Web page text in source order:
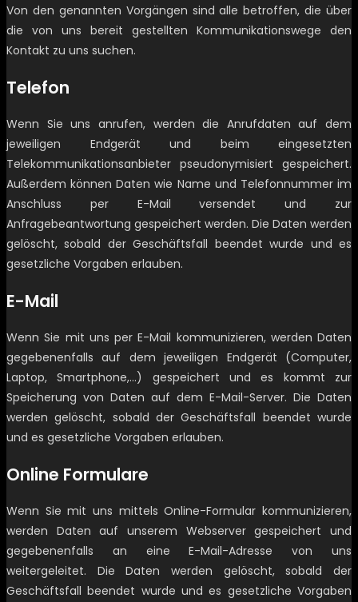
Von den genannten Vorgängen sind alle betroffen, die über
die von uns bereit gestellten Kommunikationswege den
Kontakt zu uns suchen.
Telefon
Wenn Sie uns anrufen, werden die Anrufdaten auf dem
jeweiligen Endgerät und beim eingesetzten
Telekommunikationsanbieter pseudonymisiert gespeichert.
Außerdem können Daten wie Name und Telefonnummer im
Anschluss per E-Mail versendet und zur
Anfragebeantwortung gespeichert werden. Die Daten werden
gelöscht, sobald der Geschäftsfall beendet wurde und es
gesetzliche Vorgaben erlauben.
E-Mail
Wenn Sie mit uns per E-Mail kommunizieren, werden Daten
gegebenenfalls auf dem jeweiligen Endgerät (Computer,
Laptop, Smartphone,…) gespeichert und es kommt zur
Speicherung von Daten auf dem E-Mail-Server. Die Daten
werden gelöscht, sobald der Geschäftsfall beendet wurde
und es gesetzliche Vorgaben erlauben.
Online Formulare
Wenn Sie mit uns mittels Online-Formular kommunizieren,
werden Daten auf unserem Webserver gespeichert und
gegebenenfalls an eine E-Mail-Adresse von uns
weitergeleitet. Die Daten werden gelöscht, sobald der
Geschäftsfall beendet wurde und es gesetzliche Vorgaben